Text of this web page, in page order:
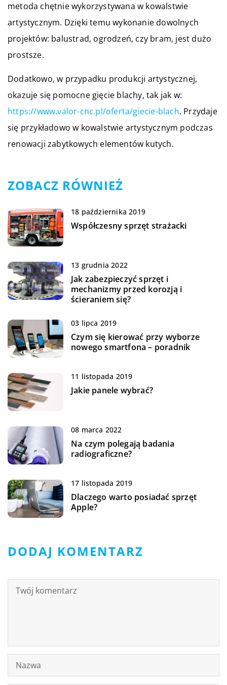
metoda chętnie wykorzystywana w kowalstwie
artystycznym. Dzięki temu wykonanie dowolnych
projektów: balustrad, ogrodzeń, czy bram, jest dużo
prostsze.
Dodatkowo, w przypadku produkcji artystycznej,
okazuje się pomocne gięcie blachy, tak jak w:
https://www.valor-cnc.pl/oferta/giecie-blach. Przydaje
się przykładowo w kowalstwie artystycznym podczas
renowacji zabytkowych elementów kutych.
ZOBACZ RÓWNIEŻ
18 października 2019
Współczesny sprzęt strażacki
13 grudnia 2022
Jak zabezpieczyć sprzęt i
mechanizmy przed korozją i
ścieraniem się?
03 lipca 2019
Czym się kierować przy wyborze
nowego smartfona – poradnik
11 listopada 2019
Jakie panele wybrać?
08 marca 2022
Na czym polegają badania
radiograficzne?
17 listopada 2019
Dlaczego warto posiadać sprzęt
Apple?
DODAJ KOMENTARZ